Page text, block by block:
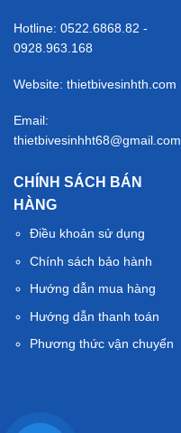
Hotline: 0522.6868.82 -
0928.963.168
Website: thietbivesinhth.com
Email:
thietbivesinhht68@gmail.com
CHÍNH SÁCH BÁN
HÀNG
Điều khoản sử dụng
Chính sách bảo hành
Hướng dẫn mua hàng
Hướng dẫn thanh toán
Phương thức vận chuyển